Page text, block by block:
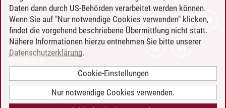
KONTAKT
LEUPHANA ALS ARBEITGEBER
INTRANET
BARRIEREFREIHEIT
COOKIE-EINSTELLUNGEN
Daten dann durch US-Behörden verarbeitet werden können.
Wenn Sie auf "Nur notwendige Cookies verwenden" klicken,
findet die vorgehend beschriebene Übermittlung nicht statt.
Nähere Informationen hierzu entnehmen Sie bitte unserer
Datenschutzerklärung.
Cookie-Einstellungen
Nur notwendige Cookies verwenden.